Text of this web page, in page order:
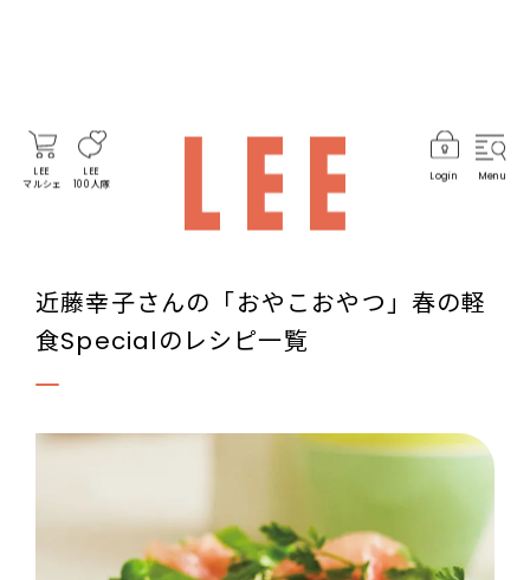
LEE
マルシェ
LEE
100人隊
Login Menu
近藤幸子さんの「おやこおやつ」春の軽
食Specialのレシピ一覧